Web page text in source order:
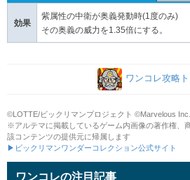
効果
紫属性の中衛が奥義発動時(1度のみ)
その奥義の威力を1.35倍にする。
ワンコレ攻略
©LOTTE/ビックリマンプロジェクト ©Marvelous
※アルテマに掲載しているゲーム内画像の著作権、
該コンテンツの提供元に帰属します
▶ビックリマンワンダーコレクション公式サイト
ワンコレの注目記事